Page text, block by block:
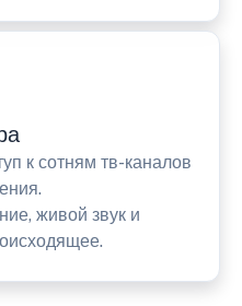
к сотням тв-каналов
живой звук и